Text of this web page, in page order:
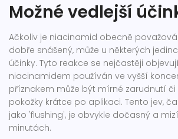
Možné vedlejší
Ačkoliv je niacinamid obecně
dobře snášený, může u některých
účinky. Tyto reakce se nejčastěji
niacinamidem používán ve vyšší
příznakem může být mírné zarudnutí
pokožky krátce po aplikaci. Tento jev,
jako 'flushing', je obvykle dočasný a
minutách.